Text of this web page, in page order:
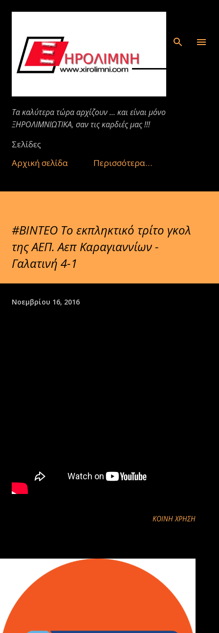
Μετάβαση στο κύριο περιεχόμενο
Τα καλύτερα τώρα αρχίζουν ... και είναι μόνο
ΞΗΡΟΛΙΜΝΙΩΤΙΚΑ, σαν τις καρδιές μας !!!
Σελίδες
Αρχική σελίδα
Περισσότερα…
#ΒΙΝΤΕΟ Tο εκπληκτικό τρίτο γκολ
της ΑΕΠ. Αεπ Καραγιαννίων -
Γαλατινή 4-1
Νοεμβρίου 16, 2016
ΚΟΙΝΉ ΧΡΉΣΗ